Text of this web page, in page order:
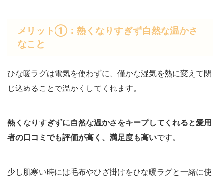
メリット①：熱くなりすぎず自然な温かさ
なこと
ひな暖ラグは電気を使わずに、僅かな湿気を熱に変えて閉
じ込めることで温かくしてくれます。
熱くなりすぎずに自然な温かさをキープしてくれると愛用
者の口コミでも評価が高く、満足度も高いです。
少し肌寒い時には毛布やひざ掛けをひな暖ラグと一緒に使